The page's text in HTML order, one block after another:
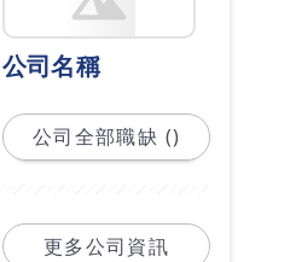
公司名稱
公司全部職缺 ()
更多公司資訊